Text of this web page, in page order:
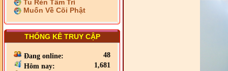
Tu Rèn Tâm Trí
Muốn Về Cõi Phật
THỐNG KÊ TRUY CẬP
Đang online:
48
Hôm nay:
1,681